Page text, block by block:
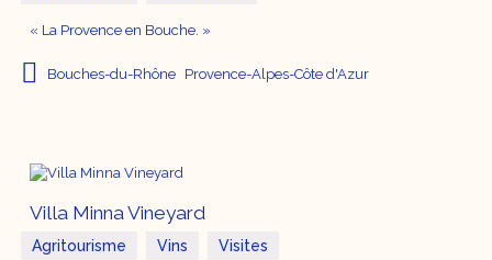
« La Provence en Bouche. »
Bouches-du-Rhône Provence-Alpes-Côte d'Azur
Villa Minna Vineyard
Agritourisme Vins Visites